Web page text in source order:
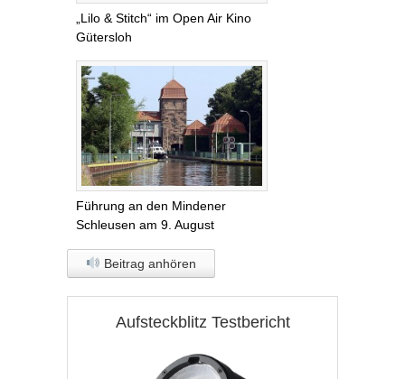
„Lilo & Stitch“ im Open Air Kino
Gütersloh
Führung an den Mindener
Schleusen am 9. August
Beitrag anhören
Aufsteckblitz Testbericht